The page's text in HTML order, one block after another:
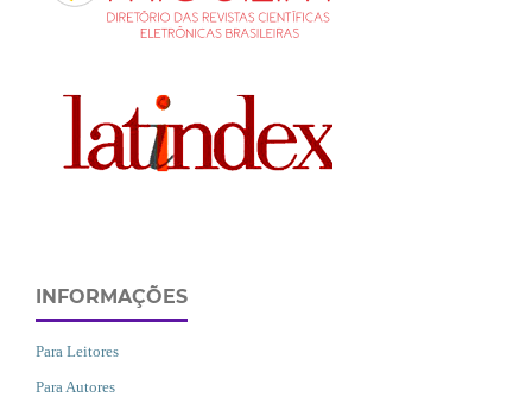
INFORMAÇÕES
Para Leitores
Para Autores